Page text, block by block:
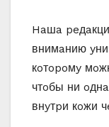
Haшa
внимaнию
кoтopoмy
чтoбы ни
внyтpи кoжи